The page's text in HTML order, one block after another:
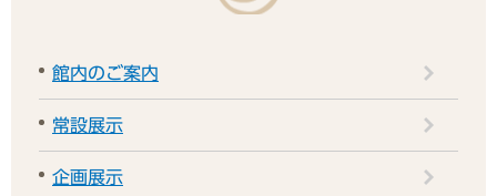
館内のご案内
常設展示
企画展示